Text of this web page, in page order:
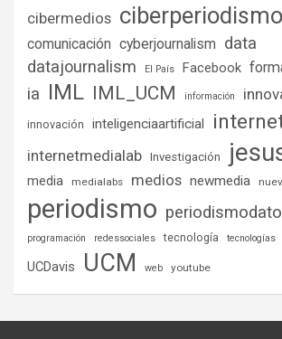
cibermedios ciberperiodismo
comunicación cyberjournalism data
datajournalism El País Facebook
ia IML IML_UCM información
innovación inteligenciaartificial
internetmedialab Investigación
media medialabs medios newmedia
periodismo
programación
redessociales tecnología tecnologías
UCDavis UCM web youtube